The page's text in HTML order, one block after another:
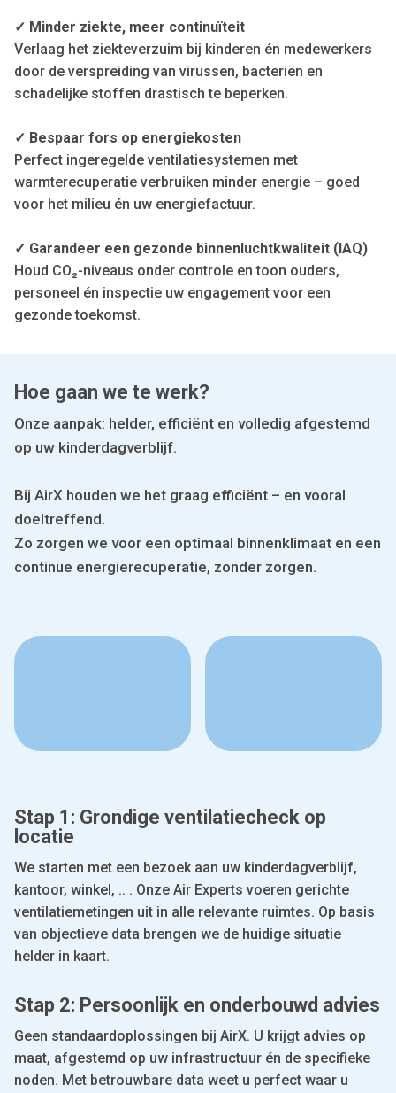
✓ Minder ziekte, meer continuïteit
Verlaag het ziekteverzuim bij kinderen én medewerkers
door de verspreiding van virussen, bacteriën en
schadelijke stoffen drastisch te beperken.
✓ Bespaar fors op energiekosten
Perfect ingeregelde ventilatiesystemen met
warmterecuperatie verbruiken minder energie – goed
voor het milieu én uw energiefactuur.
✓ Garandeer een gezonde binnenluchtkwaliteit (IAQ)
Houd CO₂-niveaus onder controle en toon ouders,
personeel én inspectie uw engagement voor een
gezonde toekomst.
Hoe gaan we te werk?
Onze aanpak: helder, efficiënt en volledig afgestemd
op uw kinderdagverblijf.
Bij AirX houden we het graag efficiënt – en vooral
doeltreffend.
Zo zorgen we voor een optimaal binnenklimaat en een
continue energierecuperatie, zonder zorgen.
Stap 1: Grondige ventilatiecheck op
locatie
We starten met een bezoek aan uw kinderdagverblijf,
kantoor, winkel, .. . Onze Air Experts voeren gerichte
ventilatiemetingen uit in alle relevante ruimtes. Op basis
van objectieve data brengen we de huidige situatie
helder in kaart.
Stap 2: Persoonlijk en onderbouwd advies
Geen standaardoplossingen bij AirX. U krijgt advies op
maat, afgestemd op uw infrastructuur én de specifieke
noden. Met betrouwbare data weet u perfect waar u